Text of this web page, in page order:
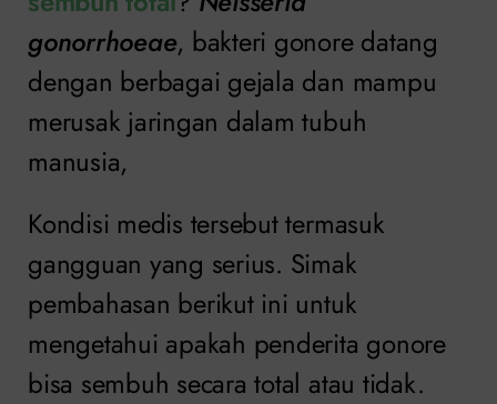
gonorrhoeae, bakteri gonore datang
dengan berbagai gejala dan mampu
merusak jaringan dalam tubuh
manusia,
Kondisi medis tersebut termasuk
gangguan yang serius. Simak
pembahasan berikut ini untuk
mengetahui apakah penderita gonore
bisa sembuh secara total atau tidak.